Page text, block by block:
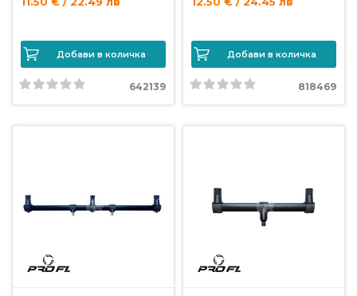
за
използване
на
“бисквитки”
(Cookie)
©
2026
запазени.
Добави в количка
642139
Добави в количка
818469